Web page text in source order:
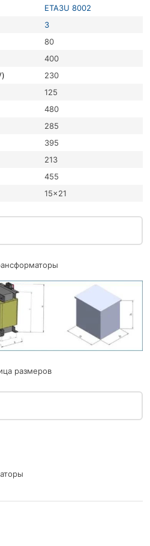
ETA3U 8002
3
80
400
230
125
480
285
395
213
455
15×21
размеров